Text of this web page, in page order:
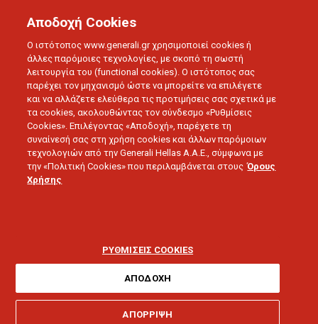
LOVE U
σας
Αποδοχή Cookies
Ο ιστότοπος www.generali.gr χρησιμοποιεί cookies ή
άλλες παρόμοιες τεχνολογίες, με σκοπό τη σωστή
λειτουργία του (functional cookies). Ο ιστότοπος σας
παρέχει τον μηχανισμό ώστε να μπορείτε να επιλέγετε
και να αλλάζετε ελεύθερα τις προτιμήσεις σας σχετικά με
τα cookies, ακολουθώντας τον σύνδεσμο «Ρυθμίσεις
Cookies». Επιλέγοντας «Αποδοχή», παρέχετε τη
συναίνεσή σας στη χρήση cookies και άλλων παρόμοιων
τεχνολογιών από την Generali Hellas A.A.E., σύμφωνα με
την «Πολιτική Cookies» που περιλαμβάνεται στους Όρους
Χρήσης
ΡΥΘΜΙΣΕΙΣ COOKIES
ΑΠΟΡΡΙΨΗ
ΑΠΟΔΟΧΗ